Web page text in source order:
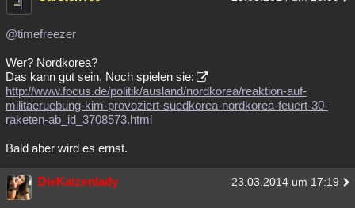
@timefreezer
Wer? Nordkorea?
Das kann gut sein. Noch spielen sie:
http://www.focus.de/politik/ausland/nordkorea/reaktion-auf-
militaeruebung-kim-provoziert-suedkorea-nordkorea-feuert-30-
raketen-ab_id_3708573.html
Bald aber wird es ernst.
DieKatzenlady 23.03.2014 um 17:19